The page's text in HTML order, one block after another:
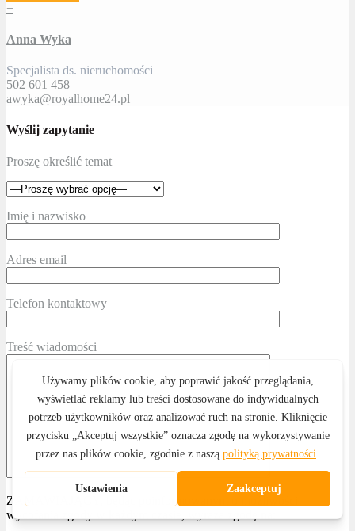
+
Anna Wyka
Specjalista ds. nieruchomości
502 601 458
awyka@royalhome24.pl
Wyślij zapytanie
Proszę określić temat
Imię i nazwisko
Adres email
Telefon kontaktowy
Treść wiadomości
ZAMAWIAJĄCY, będąc poinformowanym o możliwości
wycofania zgody w każdym czasie, wyraża zgodę na: